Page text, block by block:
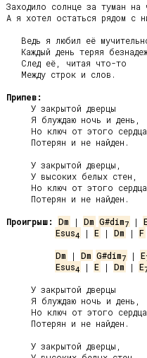
Заходило солнце за туман на
А я хотел остаться рядом с
Припев:
Проигрыш:
Dm | Dm G#dim7 |
Esus4 | E | Dm | F
Dm | Dm G#dim7 | E
Esus4 | E | Dm | E